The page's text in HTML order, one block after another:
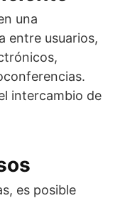
una
entre usuarios,
intercambio de
es posible